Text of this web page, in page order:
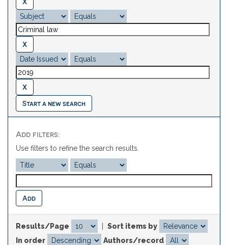
Start a new search
Add filters:
Use filters to refine the search results.
Results/Page
Sort items by
In order
Authors/record